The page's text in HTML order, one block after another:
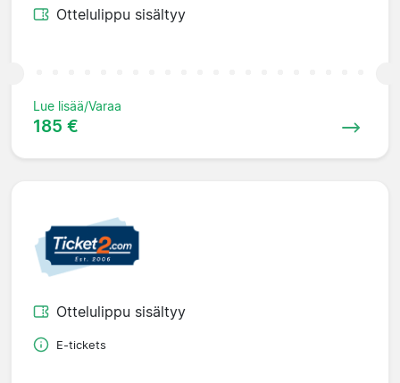
Ottelulippu sisältyy
Lue lisää/Varaa
185 €
Ottelulippu sisältyy
E-tickets